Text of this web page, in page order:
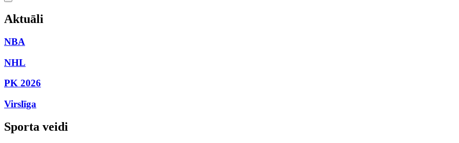
Aktuāli
NBA
NHL
PK 2026
Virslīga
Sporta veidi